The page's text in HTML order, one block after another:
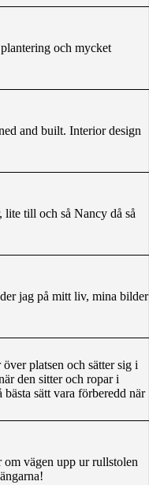
och mycket
and built. Interior design
till och så Nancy då så
jag på mitt liv, mina bilder
platsen och sätter sig i
den sitter och ropar i
sätt vara förberedd när
vägen upp ur rullstolen